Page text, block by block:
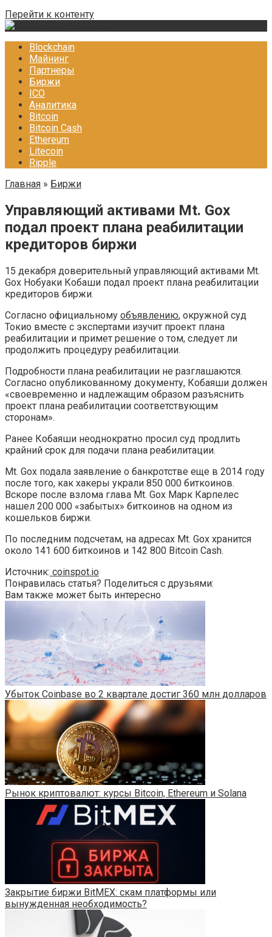
Перейти к контенту
Blockchain
Майнинг
Партнеры
Биржи
ICO
Аналитика
Bitcoin
Bitcoin Cash
Ethereum
Litecoin
Ripple
Главная » Биржи
Управляющий активами Mt. Gox
подал проект плана реабилитации
кредиторов биржи
15 декабря доверительный управляющий активами Mt.
Gox Нобуаки Кобаши подал проект плана реабилитации
кредиторов биржи.
Согласно официальному объявлению, окружной суд
Токио вместе с экспертами изучит проект плана
реабилитации и примет решение о том, следует ли
продолжить процедуру реабилитации.
Подробности плана реабилитации не разглашаются.
Согласно опубликованному документу, Кобаяши должен
«своевременно и надлежащим образом разъяснить
проект плана реабилитации соответствующим
сторонам».
Ранее Кобаяши неоднократно просил суд продлить
крайний срок для подачи плана реабилитации.
Mt. Gox подала заявление о банкротстве еще в 2014 году
после того, как хакеры украли 850 000 биткоинов.
Вскоре после взлома глава Mt. Gox Марк Карпелес
нашел 200 000 «забытых» биткоинов на одном из
кошельков биржи.
По последним подсчетам, на адресах Mt. Gox хранится
около 141 600 биткоинов и 142 800 Bitcoin Cash.
Источник: coinspot.io
Понравилась статья? Поделиться с друзьями:
Вам также может быть интересно
Убыток Coinbase во 2 квартале достиг 360 млн долларов
Рынок криптовалют: курсы Bitcoin, Ethereum и Solana
Закрытие биржи BitMEX: скам платформы или
вынужденная необходимость?